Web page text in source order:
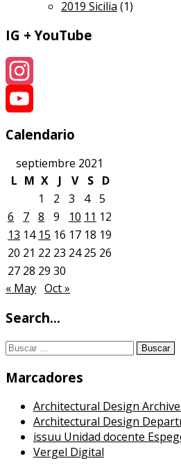
2019 Sicilia (1)
IG + YouTube
Instagram
YouTube
Calendario
septiembre 2021
L M X J V S
D
1
2 3 4 5
6
7 8 9 10 11 12
13 14 15 16 17 18 19
20 21 22 23 24 25 26
27 28 29 30
« May Oct »
Search…
Buscar:
Marcadores
Architectural Design
Architectural Design
issuu Unidad docente
Vergel Digital